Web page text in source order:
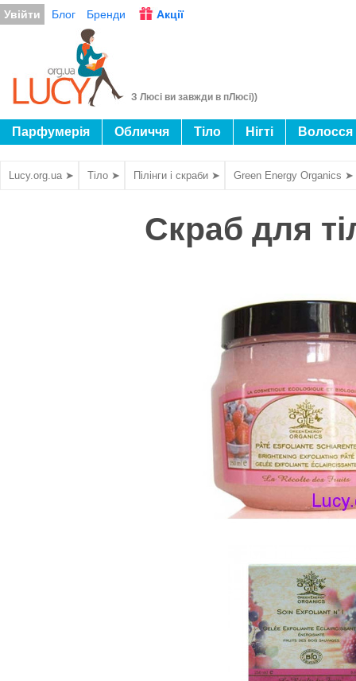
Увійти Блог Бренди Акції
З Люсі ви завжди в пЛюсі))
Парфумерія Обличчя Тіло Нігті Волосся
Lucy.org.ua ➤ Тіло ➤ Пілінги і скраби ➤ Green Energy Organics ➤
Скраб для